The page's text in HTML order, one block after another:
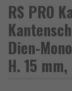
RS PRO
Dien-
H. 15